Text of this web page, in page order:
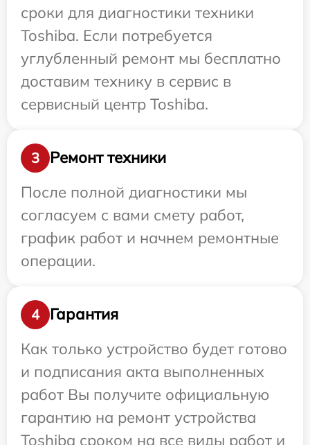
сроки для диагностики техники
Toshiba. Если потребуется
углубленный ремонт мы бесплатно
доставим технику в сервис в
сервисный центр Toshiba.
3
Ремонт техники
После полной диагностики мы
согласуем с вами смету работ,
график работ и начнем ремонтные
операции.
4
Гарантия
Как только устройство будет готово
и подписания акта выполненных
работ Вы получите официальную
гарантию на ремонт устройства
Toshiba сроком на все виды работ и